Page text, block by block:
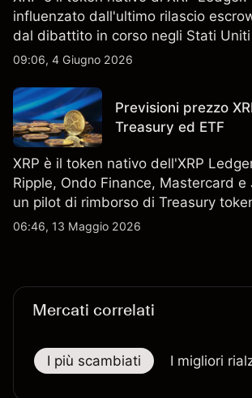
influenzato dall'ultimo rilascio
dal dibattito in corso negli Stati
regolamentazione crypto. I
09:06, 4 Giugno 2026
Previsioni prezzo
Treasury ed ETF
XRP è il token nativo dell'XRP
Ripple, Ondo Finance, Mastercard e
un pilot di rimborso di Treasury
statunitensi il 5 maggio 2026. Le
06:46, 13 Maggio 2026
Mercati correlati
I più scambiati I migliori